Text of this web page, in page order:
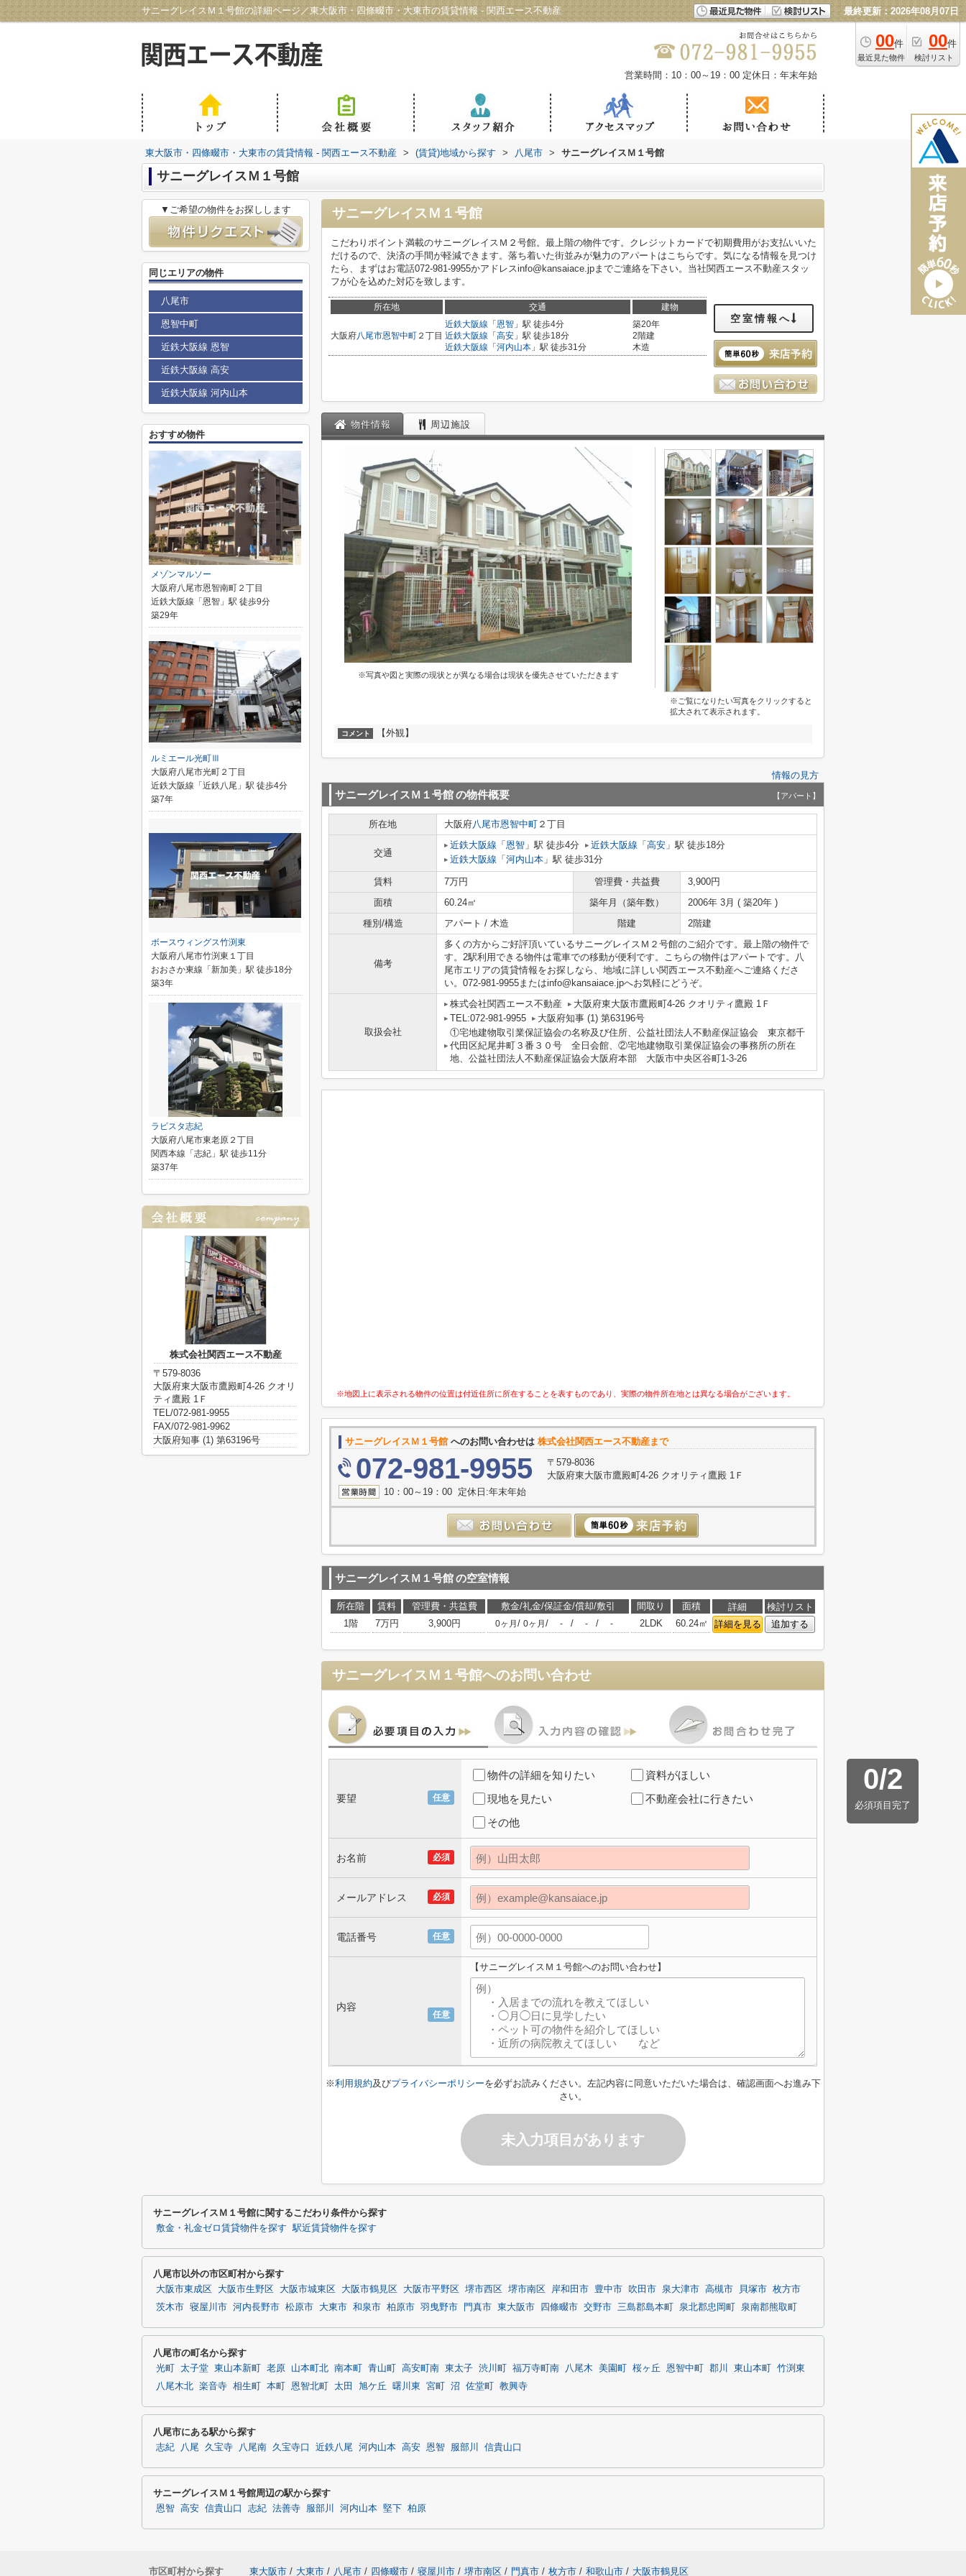
サニーグレイスＭ１号館の詳細ページ／東大阪市・四條畷市・大東市の賃貸情報 - 関西エース不動産 最終更新：2026年08月07日
00件
最近見た物件
00件
検討リスト
営業時間：10：00～19：00 定休日：年末年始
東大阪市・四條畷市・大東市の賃貸情報 - 関西エース不動産 > (賃貸)地域から探す > 八尾市 > サニーグレイスＭ１号館
サニーグレイスＭ１号館
サニーグレイスＭ１号館
こだわりポイント満載のサニーグレイスＭ２号館。最上階の物件です。クレジットカードで初期費用がお支払いいた
だけるので、決済の手間が軽減できます。落ち着いた街並みが魅力のアパートはこちらです。気になる情報を見つけ
たら、まずはお電話072-981-9955かアドレスinfo@kansaiace.jpまでご連絡を下さい。当社関西エース不動産スタッ
フが心を込めた対応を致します。
所在地 交通 建物
大阪府八尾市恩智中町 ２丁目
近鉄大阪線 「 恩智 」駅 徒歩4分
近鉄大阪線 「 高安 」駅 徒歩18分
近鉄大阪線 「 河内山本 」駅 徒歩31分
築20年
2階建
木造
空室情報へ
物件情報 周辺施設
※写真や図と実際の現状とが異なる場合は現状を優先させていただきます
※ご覧になりたい写真をクリックすると
拡大されて表示されます。
コメント 【外観】
情報の見方
サニーグレイスＭ１号館の物件概要 【アパート】
所在地 大阪府八尾市恩智中町 ２丁目
交通
近鉄大阪線 「 恩智 」駅 徒歩4分 近鉄大阪線 「 高安 」駅 徒歩18分
近鉄大阪線 「 河内山本 」駅 徒歩31分
賃料 7万円 管理費・共益費
3,900円
面積
60.24㎡ 築年月（築年数）
2006年 3月 ( 築20年 )
種別/構造
アパート / 木造 階建 2階建
備考
多くの方からご好評頂いているサニーグレイスＭ２号館のご紹介です。最上階の物件で
す。2駅利用できる物件は電車での移動が便利です。こちらの物件はアパートです。八
尾市エリアの賃貸情報をお探しなら、地域に詳しい関西エース不動産へご連絡くださ
い。072-981-9955またはinfo@kansaiace.jpへお気軽にどうぞ。
取扱会社
株式会社関西エース不動産
大阪府東大阪市鷹殿町4-26 クオリティ鷹殿 1Ｆ
TEL:072-981-9955
大阪府知事 (1) 第63196号
①宅地建物取引業保証協会の名称及び住所、公益社団法人不動産保証協会 東京都千
代田区紀尾井町３番３０号 全日会館、②宅地建物取引業保証協会の事務所の所在
地、公益社団法人不動産保証協会大阪府本部 大阪市中央区谷町1-3-26
※地図上に表示される物件の位置は付近住所に所在することを表すものであり、実際の物件所在地とは異なる場合がございます。
サニーグレイスＭ１号館 へのお問い合わせは 株式会社関西エース不動産まで
072-981-9955
〒579-8036
大阪府東大阪市鷹殿町4-26 クオリティ鷹殿 1Ｆ
10：00～19：00 定休日:年末年始
サニーグレイスＭ１号館の空室情報
所在階 賃料 管理費・共益費 敷金/礼金/保証金/償却/敷引 間取り 面積 詳細
検討リスト
1階
7万円 3,900円 0ヶ月 / 0ヶ月 / - / - / - 2LDK 60.24㎡ 詳細を見る 追加する
サニーグレイスＭ１号館へのお問い合わせ
0/2
必須項目完了
任意
要望
物件の詳細を知りたい
資料がほしい
現地を見たい
不動産会社に行きたい
その他
必須
お名前
必須
メールアドレス
任意
電話番号
任意
内容
【サニーグレイスＭ１号館へのお問い合わせ】
※利用規約及びプライバシーポリシーを必ずお読みください。左記内容に同意いただいた場合は、確認画面へお進み下
さい。
未入力項目があります
▼ご希望の物件をお探しします
同じエリアの物件
八尾市
恩智中町
近鉄大阪線 恩智
近鉄大阪線 高安
近鉄大阪線 河内山本
おすすめ物件
メゾンマルソー
大阪府八尾市恩智南町２丁目
近鉄大阪線「恩智」駅 徒歩9分
築29年
ルミエール光町Ⅲ
大阪府八尾市光町２丁目
近鉄大阪線「近鉄八尾」駅 徒歩4分
築7年
ボースウィングス竹渕東
大阪府八尾市竹渕東１丁目
おおさか東線「新加美」駅 徒歩18分
築3年
ラビスタ志紀
大阪府八尾市東老原２丁目
関西本線「志紀」駅 徒歩11分
築37年
株式会社関西エース不動産
〒579-8036
大阪府東大阪市鷹殿町4-26 クオリ
ティ鷹殿 1Ｆ
TEL/072-981-9955
FAX/072-981-9962
大阪府知事 (1) 第63196号
サニーグレイスＭ１号館に関するこだわり条件から探す
敷金・礼金ゼロ賃貸物件を探す 駅近賃貸物件を探す
八尾市以外の市区町村から探す
大阪市東成区 大阪市生野区 大阪市城東区 大阪市鶴見区 大阪市平野区 堺市西区 堺市南区 岸和田市 豊中市 吹田市 泉大津市 高槻市 貝塚市 枚方市
茨木市 寝屋川市 河内長野市 松原市 大東市 和泉市 柏原市 羽曳野市 門真市 東大阪市 四條畷市 交野市 三島郡島本町 泉北郡忠岡町 泉南郡熊取町
八尾市の町名から探す
光町 太子堂 東山本新町 老原 山本町北 南本町 青山町 高安町南 東太子 渋川町 福万寺町南 八尾木 美園町 桜ヶ丘 恩智中町 郡川 東山本町
竹渕東
八尾木北 楽音寺 相生町 本町 恩智北町 太田 旭ケ丘 曙川東 宮町 沼 佐堂町 教興寺
八尾市にある駅から探す
志紀 八尾 久宝寺 八尾南 久宝寺口 近鉄八尾 河内山本 高安 恩智 服部川 信貴山口
サニーグレイスＭ１号館周辺の駅から探す
恩智 高安 信貴山口 志紀 法善寺 服部川 河内山本 堅下 柏原
市区町村から探す 東大阪市 / 大東市 / 八尾市 / 四條畷市 / 寝屋川市 / 堺市南区 / 門真市 / 枚方市 / 和歌山市 / 大阪市鶴見区